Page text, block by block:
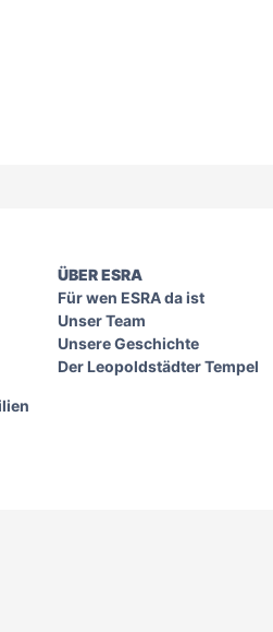
ÜBER ESRA
Für wen ESRA da ist
Unser Team
Unsere Geschichte
Der Leopoldstädter Tempel